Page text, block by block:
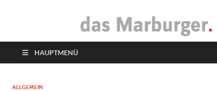
das Marburger.
HAUPTMENÜ
ALLGEMEIN